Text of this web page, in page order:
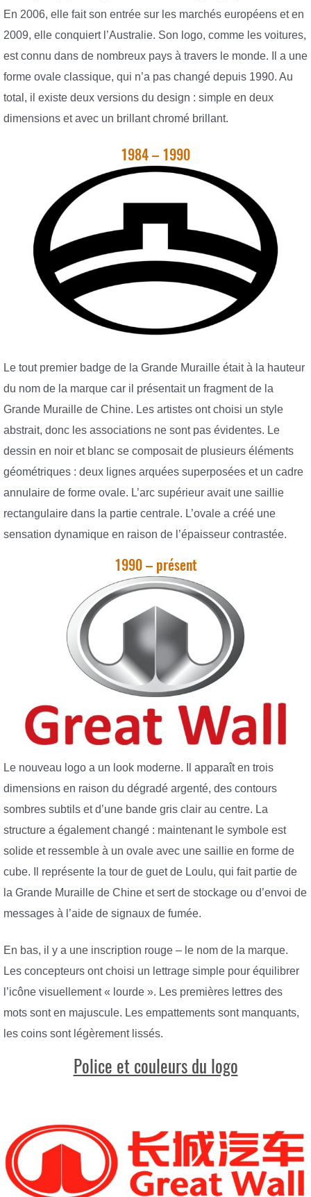
En 2006, elle fait son entrée sur les marchés européens et en
2009, elle conquiert l’Australie. Son logo, comme les voitures,
est connu dans de nombreux pays à travers le monde. Il a une
forme ovale classique, qui n’a pas changé depuis 1990. Au
total, il existe deux versions du design : simple en deux
dimensions et avec un brillant chromé brillant.
1984 – 1990
Le tout premier badge de la Grande Muraille était à la hauteur
du nom de la marque car il présentait un fragment de la
Grande Muraille de Chine. Les artistes ont choisi un style
abstrait, donc les associations ne sont pas évidentes. Le
dessin en noir et blanc se composait de plusieurs éléments
géométriques : deux lignes arquées superposées et un cadre
annulaire de forme ovale. L’arc supérieur avait une saillie
rectangulaire dans la partie centrale. L’ovale a créé une
sensation dynamique en raison de l’épaisseur contrastée.
1990 – présent
Le nouveau logo a un look moderne. Il apparaît en trois
dimensions en raison du dégradé argenté, des contours
sombres subtils et d’une bande gris clair au centre. La
structure a également changé : maintenant le symbole est
solide et ressemble à un ovale avec une saillie en forme de
cube. Il représente la tour de guet de Loulu, qui fait partie de
la Grande Muraille de Chine et sert de stockage ou d’envoi de
messages à l’aide de signaux de fumée.
En bas, il y a une inscription rouge – le nom de la marque.
Les concepteurs ont choisi un lettrage simple pour équilibrer
l’icône visuellement « lourde ». Les premières lettres des
mots sont en majuscule. Les empattements sont manquants,
les coins sont légèrement lissés.
Police et couleurs du logo